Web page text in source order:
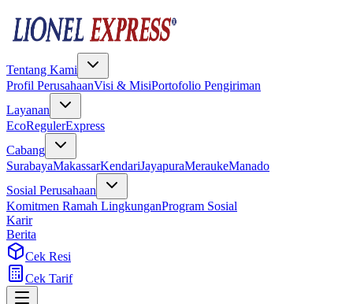
Tentang Kami
Profil PerusahaanVisi & MisiPortofolio Pengiriman
Layanan
EcoRegulerExpress
Cabang
SurabayaMakassarKendariJayapuraMeraukeManado
Sosial Perusahaan
Komitmen Ramah LingkunganProgram Sosial
Karir
Berita
Cek Resi
Cek Tarif